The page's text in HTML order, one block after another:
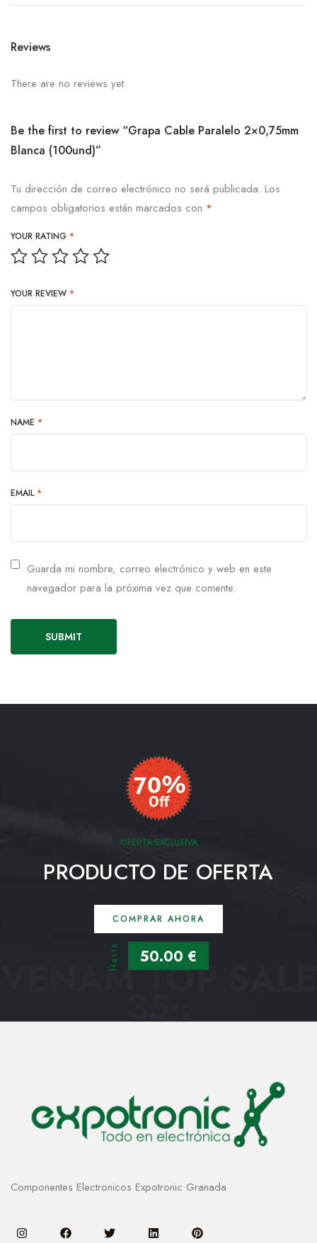
Reviews
There are no reviews yet.
Be the first to review “Grapa Cable Paralelo 2×0,75mm
Blanca (100und)”
Tu dirección de correo electrónico no será publicada. Los
campos obligatorios están marcados con *
YOUR RATING *
YOUR REVIEW *
NAME *
EMAIL *
Guarda mi nombre, correo electrónico y web en este
navegador para la próxima vez que comente.
OFERTA EXCLUSIVA
PRODUCTO DE OFERTA
COMPRAR AHORA
Hasta 50.00 €
VENAM TOP SALE
35
Componentes Electronicos Expotronic Granada